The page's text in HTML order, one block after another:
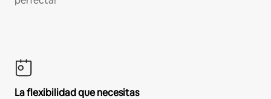
La flexibilidad que necesitas